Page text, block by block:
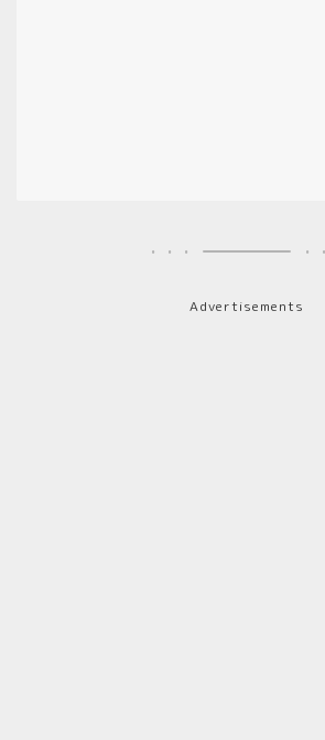
Advertisements